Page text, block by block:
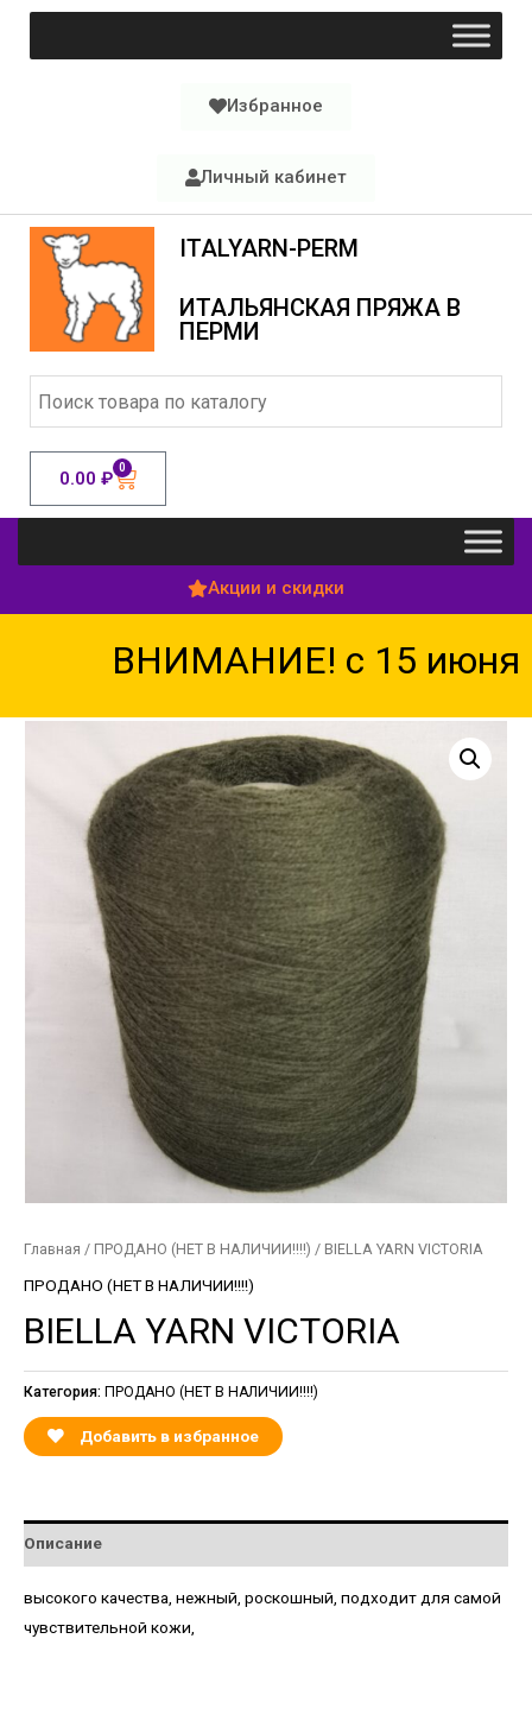
Избранное
Личный кабинет
ITALYARN-PERM
ИТАЛЬЯНСКАЯ ПРЯЖА В
ПЕРМИ
0.00 ₽ 0
Акции и скидки
ВНИМАНИЕ! с 15 июня
Главная / ПРОДАНО (НЕТ В НАЛИЧИИ!!!!) / BIELLA YARN VICTORIA
ПРОДАНО (НЕТ В НАЛИЧИИ!!!!)
BIELLA YARN VICTORIA
Категория: ПРОДАНО (НЕТ В НАЛИЧИИ!!!!)
Добавить в избранное
Описание
высокого качества, нежный, роскошный, подходит для самой
чувствительной кожи,